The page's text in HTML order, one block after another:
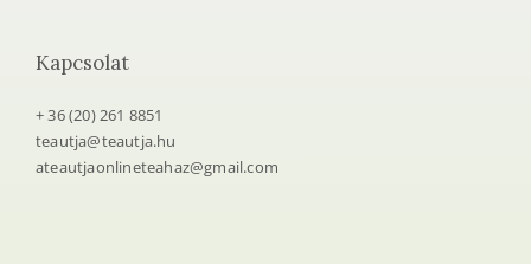
Kapcsolat
+ 36 (20) 261 8851
teautja@teautja.hu
ateautjaonlineteahaz@gmail.com